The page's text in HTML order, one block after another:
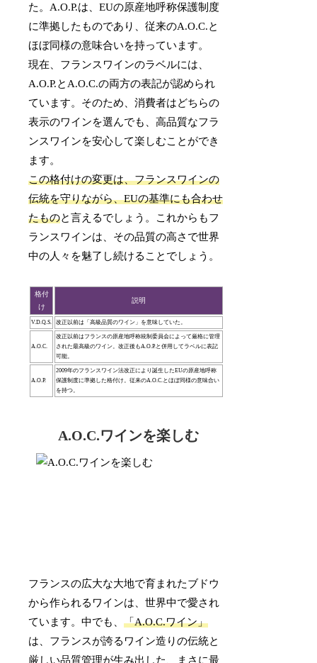
た。A.O.P.は、EUの原産地呼称保護制度
に準拠したものであり、従来のA.O.C.と
ほぼ同様の意味合いを持っています。
現在、フランスワインのラベルには、
A.O.P.とA.O.C.の両方の表記が認められ
ています。そのため、消費者はどちらの
表示のワインを選んでも、高品質なフラ
ンスワインを安心して楽しむことができ
ます。
この格付けの変更は、フランスワインの
伝統を守りながら、EUの基準にも合わせ
たものと言えるでしょう。これからもフ
ランスワインは、その品質の高さで世界
中の人々を魅了し続けることでしょう。
格付
け
説明
V.D.Q.S. 改正以前は「高級品質のワイン」を意味していた。
A.O.C.
改正以前はフランスの原産地呼称統制委員会によって厳格に管理
された最高級のワイン。改正後もA.O.P.と併用してラベルに表記
可能。
A.O.P.
2009年のフランスワイン法改正により誕生したEUの原産地呼称
保護制度に準拠した格付け。従来のA.O.C.とほぼ同様の意味合い
を持つ。
A.O.C.ワインを楽しむ
フランスの広大な大地で育まれたブドウ
から作られるワインは、世界中で愛され
ています。中でも、「A.O.C.ワイン」
は、フランスが誇るワイン造りの伝統と
厳しい品質管理が生み出した、まさに最